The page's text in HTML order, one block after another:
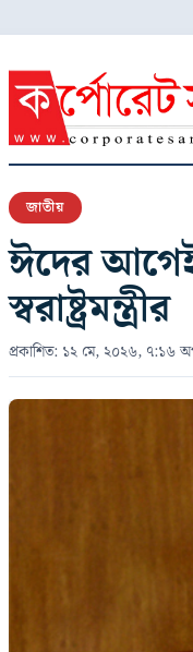
জাতীয়
ঈদের আগেই
স্বরাষ্ট্রমন্ত্রীর
প্রকাশিত: ১২ মে, ২০২৬, ৭:১৬